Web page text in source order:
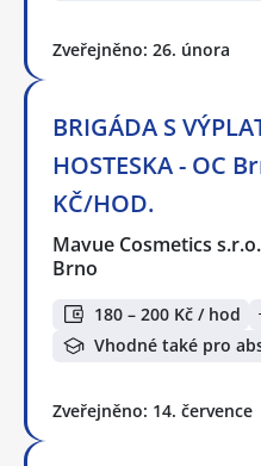
Zveřejněno: 26. února
BRIGÁDA S
HOSTESKA - OC
KČ/HOD.
Mavue Cosmetics s.r.o.
Brno
180 – 200 Kč / hod
Vhodné také pro
Zveřejněno: 14. července